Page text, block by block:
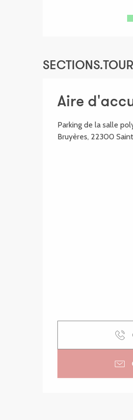
Aire
Parking de la salle
Bruyères, 22300